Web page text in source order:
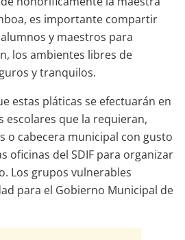
es importante compartir
y maestros para
los ambientes libres de
y tranquilos.
estas pláticas se efectuarán en
escolares que la requieran,
o cabecera municipal con gusto
oficinas del SDIF para organizar
Los grupos vulnerables
para el Gobierno Municipal de